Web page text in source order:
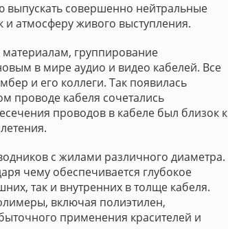
выпускать совершенно нейтральные
и атмосферу живого выступления.
группирование
в мире аудио и видео кабелей. Все
и его коллеги. Так появилась
проводе кабеля сочетались
проводов в кабеле был близок к
с жилами различного диаметра.
чему обеспечивается глубокое
так и внутренних в толще кабеля.
включая полиэтилен,
применения красителей и